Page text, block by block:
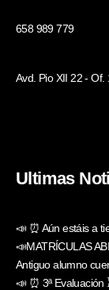
658 989 779
Avd. Pio XII 22 -
Ultimas
📣 ⏰ Aún estáis a
📣MATRÍCULAS
Antiguo alumno
📣 ⏰ 3ª